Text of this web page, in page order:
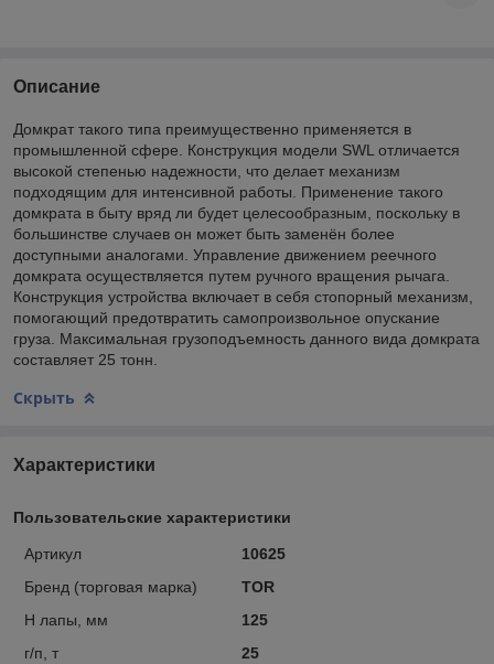
Описание
Домкрат такого типа преимущественно применяется в
промышленной сфере. Конструкция модели SWL отличается
высокой степенью надежности, что делает механизм
подходящим для интенсивной работы. Применение такого
домкрата в быту вряд ли будет целесообразным, поскольку в
большинстве случаев он может быть заменён более
доступными аналогами. Управление движением реечного
домкрата осуществляется путем ручного вращения рычага.
Конструкция устройства включает в себя стопорный механизм,
помогающий предотвратить самопроизвольное опускание
груза. Максимальная грузоподъемность данного вида домкрата
составляет 25 тонн.
Скрыть
Характеристики
Пользовательские характеристики
Артикул
10625
Бренд (торговая марка)
TOR
Н лапы, мм
125
г/п, т
25